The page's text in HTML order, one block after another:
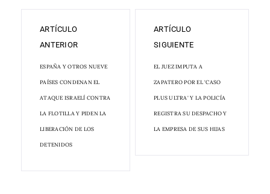
ARTÍCULO
ANTERIOR
ESPAÑA Y OTROS NUEVE
PAÍSES CONDENAN EL
ATAQUE ISRAELÍ CONTRA
LA FLOTILLA Y PIDEN LA
LIBERACIÓN DE LOS
DETENIDOS
ARTÍCULO
SIGUIENTE
EL JUEZ IMPUTA A
ZAPATERO POR EL 'CASO
PLUS ULTRA' Y LA POLICÍA
REGISTRA SU DESPACHO Y
LA EMPRESA DE SUS HIJAS